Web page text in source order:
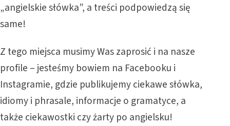
„angielskie słówka”, a treści podpowiedzą się
same!
Z tego miejsca musimy Was zaprosić i na nasze
profile – jesteśmy bowiem na Facebooku i
Instagramie, gdzie publikujemy ciekawe słówka,
idiomy i phrasale, informacje o gramatyce, a
także ciekawostki czy żarty po angielsku!